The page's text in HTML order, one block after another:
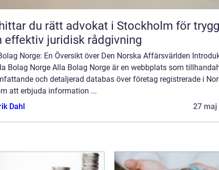
du rätt advokat i Stockholm för trygg
effektiv juridisk rådgivning
Norge: En Översikt över Den Norska Affärsvärlden
Bolag Norge Alla Bolag Norge är en webbplats som
och detaljerad databas över företag registrerade i
att erbjuda information ...
Dahl
27 maj